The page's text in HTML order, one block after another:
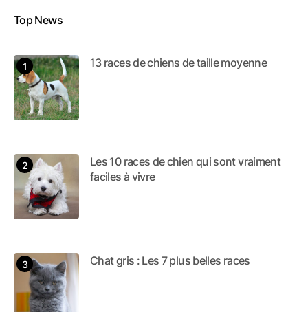
Top News
13 races de chiens de taille moyenne
Les 10 races de chien qui sont vraiment
faciles à vivre
Chat gris : Les 7 plus belles races